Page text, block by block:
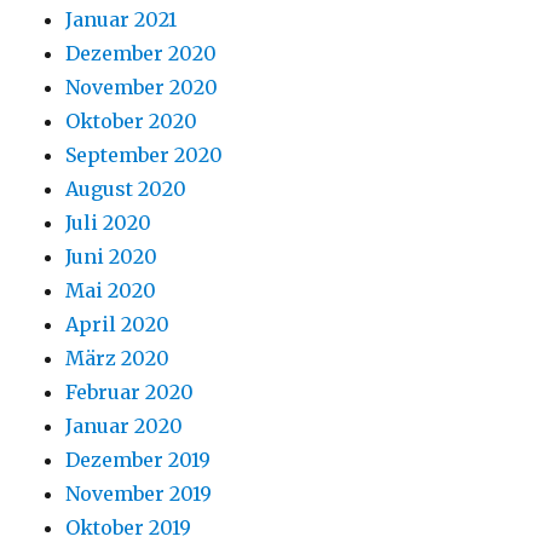
Januar 2021
Dezember 2020
November 2020
Oktober 2020
September 2020
August 2020
Juli 2020
Juni 2020
Mai 2020
April 2020
März 2020
Februar 2020
Januar 2020
Dezember 2019
November 2019
Oktober 2019